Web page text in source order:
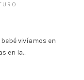
vivíamos en
en la…